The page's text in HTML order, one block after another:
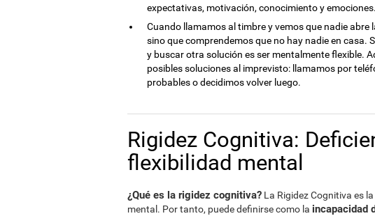
expectativas, motivación, conocimiento y emociones.
Cuando llamamos al timbre y vemos que nadie
sino que comprendemos que no hay nadie en casa.
y buscar otra solución es ser mentalmente flexible.
posibles soluciones al imprevisto: llamamos por
probables o decidimos volver luego.
Rigidez Cognitiva:
flexibilidad mental
¿Qué es la rigidez cognitiva? La Rigidez Cognitiva es
mental. Por tanto, puede definirse como la incapacidad